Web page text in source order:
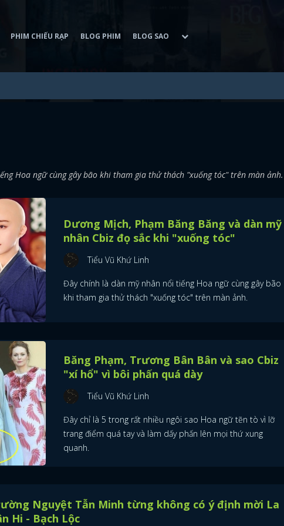
PHIM CHIẾU RẠP BLOG PHIM BLOG SAO
Hoa ngữ cùng gây bão khi tham gia thử thách "xuống tóc" trên màn ảnh.
Dương Mịch, Phạm Băng Băng và dàn mỹ
nhân Cbiz đọ sắc khi "xuống tóc"
Tiểu Vũ Khứ Linh
Đây chính là dàn mỹ nhân nổi tiếng Hoa ngữ cùng gây bão
khi tham gia thử thách "xuống tóc" trên màn ảnh.
Băng Phạm, Trương Bân Bân và sao Cbiz
"xí hổ" vì bôi phấn quá dày
Tiểu Vũ Khứ Linh
Đây chỉ là 5 trong rất nhiều ngôi sao Hoa ngữ tẽn tò vì lỡ
trang điểm quá tay và làm dấy phấn lên mọi thứ xung
quanh.
Nguyệt Tẫn Minh từng không có ý định mời La
Hi - Bạch Lộc